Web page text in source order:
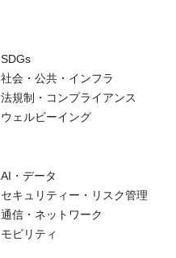
SDGs
社会・公共・インフラ
法規制・コンプライアンス
ウェルビーイング
AI・データ
セキュリティー・リスク管理
通信・ネットワーク
モビリティ